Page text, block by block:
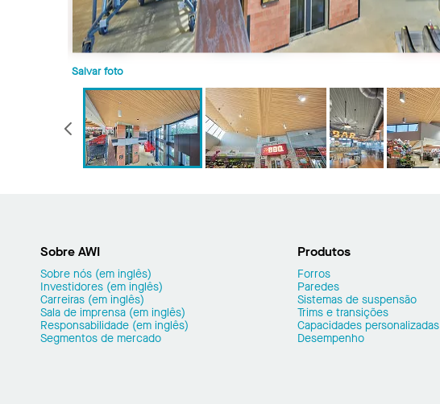
Salvar foto
Anterior
Sobre AWI
Sobre nós (em inglês)
Investidores (em inglês)
Carreiras (em inglês)
Sala de imprensa (em inglês)
Responsabilidade (em inglês)
Segmentos de mercado
Produtos
Forros
Paredes
Sistemas de suspensão
Trims e transições
Capacidades personalizadas
Desempenho